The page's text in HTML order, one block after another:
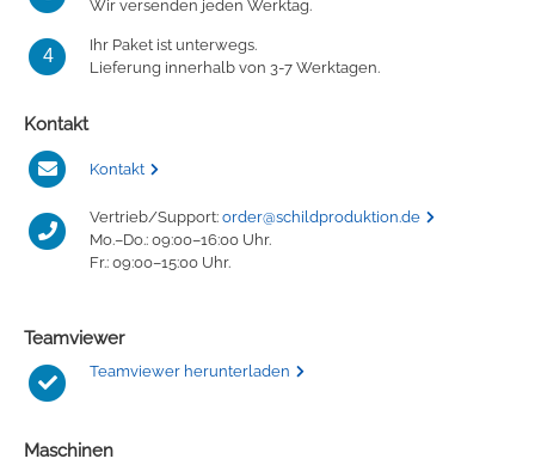
Wir versenden jeden Werktag.
4
Ihr Paket ist unterwegs.
Lieferung innerhalb von 3-7 Werktagen.
Kontakt
Kontakt
Vertrieb/Support: order@schildproduktion.de
Mo.–Do.: 09:00–16:00 Uhr.
Fr.: 09:00–15:00 Uhr.
Teamviewer
Teamviewer herunterladen
Maschinen